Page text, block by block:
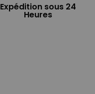
Expédition sous 24
Heures